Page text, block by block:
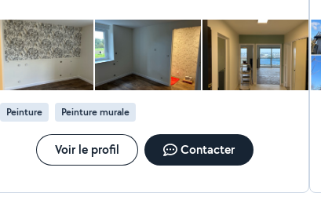
Peinture Peinture murale
Voir le profil Contacter